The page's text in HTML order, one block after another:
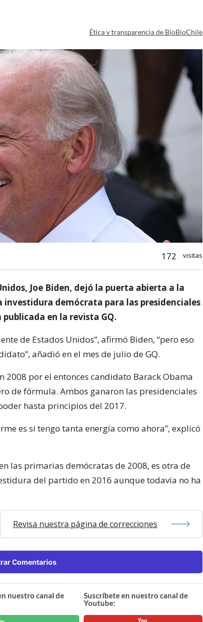
Ética y transparencia de BioBioChile
172 visitas
Joe Biden, dejó la puerta abierta a la
investidura demócrata para las presidenciales
en la revista GQ.
de Estados Unidos”, afirmó Biden, “pero eso
añadió en el mes de julio de GQ.
2008 por el entonces candidato Barack Obama
de fórmula. Ambos ganaron las presidenciales
hasta principios del 2017.
es si tengo tanta energía como ahora”, explicó
las primarias demócratas de 2008, es otra de
del partido en 2016 aunque todavía no ha
Revisa nuestra página de correcciones
Comentarios
nuestro canal de
Suscríbete en nuestro canal de
Youtube: